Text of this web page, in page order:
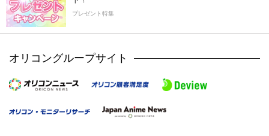
プレゼント特集
オリコングループサイト